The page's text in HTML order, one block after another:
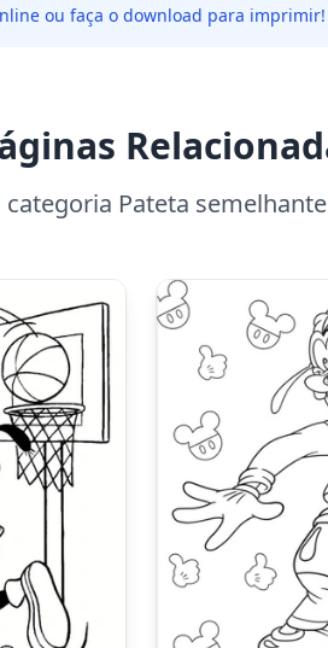
ou faça o download para imprimir!
Pateta